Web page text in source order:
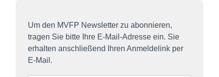
Sie können Ihre Präferenzen jederzeit anpassen sowie Ihre
Einwilligung widerrufen, indem Sie uns per E-Mail
informieren:info@mvfp.de. Weitere Informationen finden
Sie in unserer
Um den MVFP Newsletter zu abonnieren,
tragen Sie bitte Ihre E-Mail-Adresse ein. Sie
erhalten anschließend Ihren Anmeldelink per
E-Mail.